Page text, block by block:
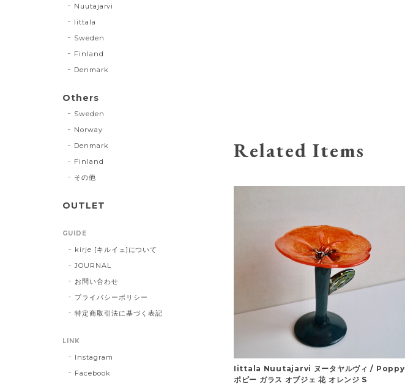
Related Items
Iittala Nuutajarvi ヌータヤルヴィ / Poppy
ポピー ガラス オブジェ 花 オレンジ S
Nuutajarvi
Iittala
Sweden
Finland
Denmark
Others
Sweden
Norway
Denmark
Finland
その他
OUTLET
GUIDE
kirje [キルイェ]について
JOURNAL
お問い合わせ
プライバシーポリシー
特定商取引法に基づく表記
LINK
Instagram
Facebook